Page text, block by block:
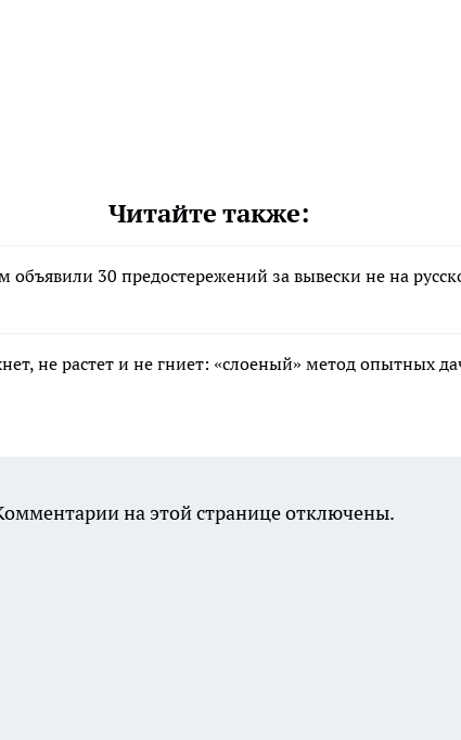
Читайте также:
объявили 30 предостережений за вывески не на
не растет и не гниет: «слоеный» метод опытных
на этой странице отключены.